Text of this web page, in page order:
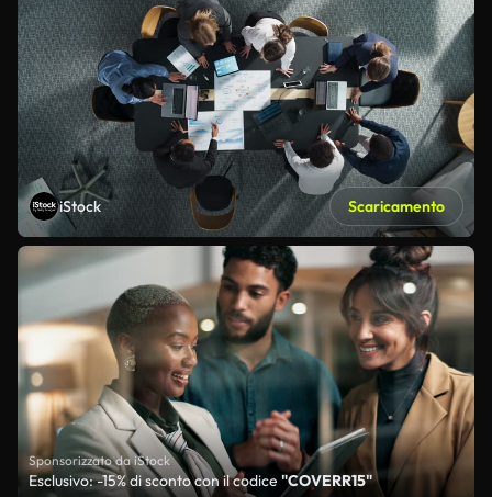
iStock Scaricamento
Sponsorizzato da iStock
Esclusivo: -15% di sconto con il codice "COVERR15"